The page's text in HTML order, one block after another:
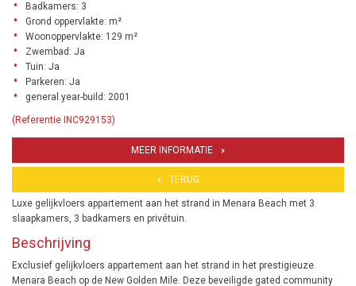
Badkamers: 3
Grond oppervlakte: m²
Woonoppervlakte: 129 m²
Zwembad: Ja
Tuin: Ja
Parkeren: Ja
general.year-build: 2001
(Referentie INC929153)
MEER INFORMATIE
TERUG
Luxe gelijkvloers appartement aan het strand in Menara Beach met 3
slaapkamers, 3 badkamers en privétuin.
Beschrijving
Exclusief gelijkvloers appartement aan het strand in het prestigieuze
Menara Beach op de New Golden Mile. Deze beveiligde gated community